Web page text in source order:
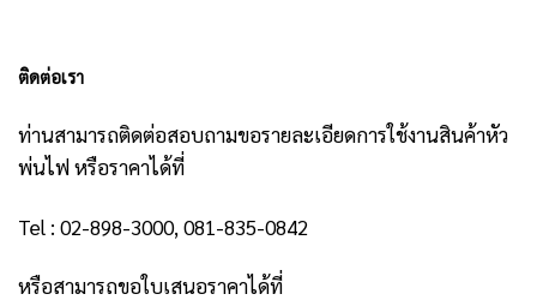
ติดต่อเรา
ท่านสามารถติดต่อสอบถามขอรายละเอียดการใช้งานสินค้าหัว
พ่นไฟ หรือราคาได้ที่
Tel : 02-898-3000, 081-835-0842
หรือสามารถขอใบเสนอราคาได้ที่